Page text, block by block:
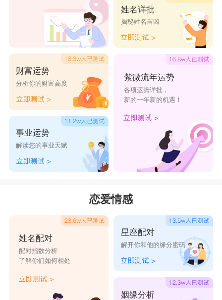
财富运势
分析你的财富高度
事业运势
解读您的事业天赋
姓名详批
揭秘姓名吉凶
紫微流年运势
各项运势详批，
新的一年新的机遇！
恋爱情感
姓名配对
配对指数分析
了解你们如何相处
星座配对
解开你和他的缘分密码
姻缘分析